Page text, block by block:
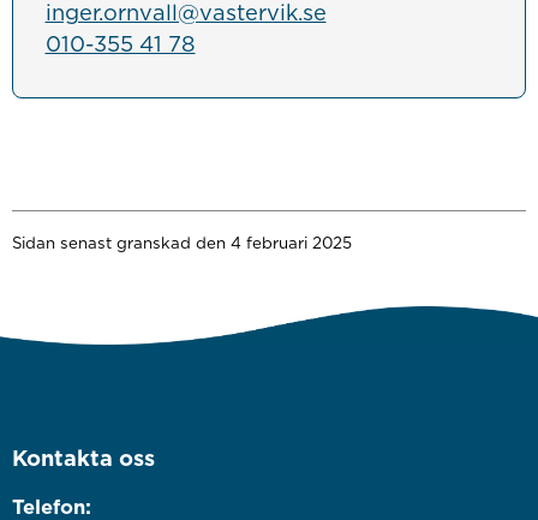
inger.ornvall@vastervik.se
010-355 41 78
Sidan senast granskad den 4 februari 2025
Kontakta oss
Telefon: